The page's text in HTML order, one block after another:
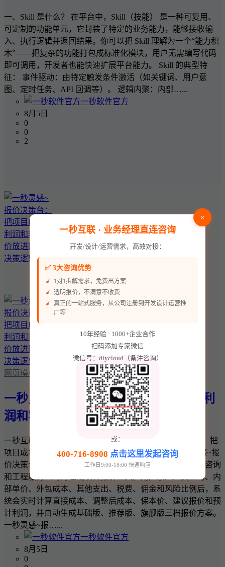
一、Skill 是什么？ 在平台中，Skill（技能） 是一种可复用、
可定制的功能单元，它封装了特定的业务能力，能够接收输
入、执行逻辑并返回结果。你可以把 Skill 理解为一个“能力积
木”——把复杂的功能打包成标准化模块，用户无需编写代码
即可调用，开发者也能快速扩展平台能力。 Skill 的典型特
征： 事件驱动：由特定触发条件激活（如关键词、用户意
图、定时任务、API 回调等）。 逻辑内聚：内部…...
一秒软件官方
8月5日
0
0
2
网页模板
一秒灵感~报价决策台：把项目成本、利
润和客户报价放进同一套决策逻辑
一秒互联 · 一秒灵感实用商业工具 一秒灵感~报价决策台：把
项目成本、利润和客户报价放进同一套决策逻辑 一秒灵感~报
价决策台是一款面向网站建设、软件开发、设计、广告、咨询
和工程服务公司的在线项目报价工具。用户录入人员工时、内
部单价、外包成本、其他支出、税费、佣金和风险比例后，系
统会实时计算直接成本、调整后成本、保本价、建议报价和预
计利润，并自动生成基础版、推荐版、旗舰版三档报价方案。
一秒灵感~报…...
一秒软件官方
8月5日
0
×
一秒互联 · 业务经理直连咨询
开发/设计/运营需求，高效对接：
✅ 3大咨询优势
1对1拆解需求，免费出方案
透明报价，不满意不收费
真正的一站式服务，从公司注册到开发设计运营推
广等
10年经验 · 1000+企业合作
扫码添加专家微信
微信号：diycloud（备注咨询）
或：
400-716-8908 点击这里发起咨询
工作日9:00-18:00 快速响应